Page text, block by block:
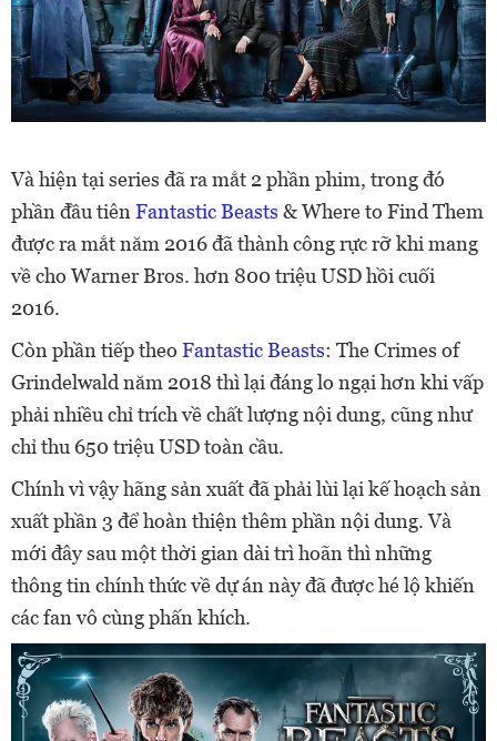
Và hiện tại series đã ra mắt 2 phần phim, trong đó
phần đầu tiên Fantastic Beasts & Where to Find Them
được ra mắt năm 2016 đã thành công rực rỡ khi mang
về cho Warner Bros. hơn 800 triệu USD hồi cuối
2016.
Còn phần tiếp theo Fantastic Beasts: The Crimes of
Grindelwald năm 2018 thì lại đáng lo ngại hơn khi vấp
phải nhiều chỉ trích về chất lượng nội dung, cũng như
chỉ thu 650 triệu USD toàn cầu.
Chính vì vậy hãng sản xuất đã phải lùi lại kế hoạch sản
xuất phần 3 để hoàn thiện thêm phần nội dung. Và
mới đây sau một thời gian dài trì hoãn thì những
thông tin chính thức về dự án này đã được hé lộ khiến
các fan vô cùng phấn khích.